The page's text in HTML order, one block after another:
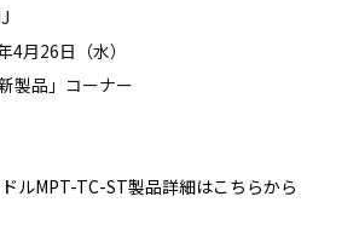
4月26日（水）
品」コーナー
ルMPT-TC-ST製品詳細はこちらから